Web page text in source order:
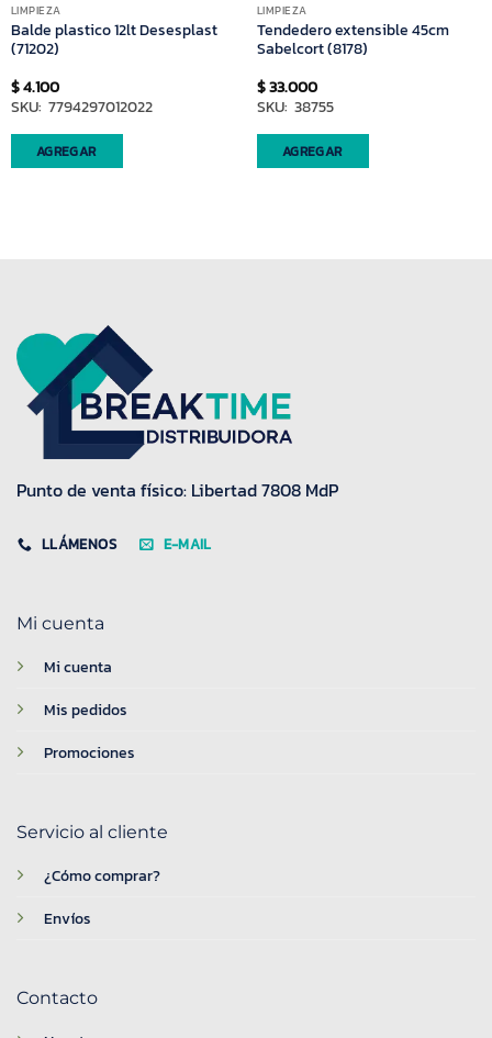
LIMPIEZA
Balde plastico 12lt Desesplast
(71202)
$4.100
SKU: 7794297012022
AGREGAR
LIMPIEZA
Tendedero extensible 45cm
Sabelcort (8178)
$33.000
SKU: 38755
AGREGAR
Punto de venta físico: Libertad 7808 MdP
LLÁMENOS E-MAIL
Mi cuenta
Mi cuenta
Mis pedidos
Promociones
Servicio al cliente
¿Cómo comprar?
Envíos
Contacto